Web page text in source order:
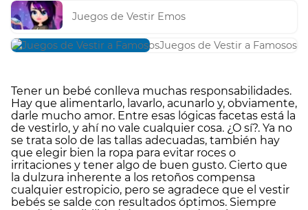
Juegos de Vestir Emos
Juegos de Vestir a Famosos
Tener un bebé conlleva muchas responsabilidades.
Hay que alimentarlo, lavarlo, acunarlo y, obviamente,
darle mucho amor. Entre esas lógicas facetas está la
de vestirlo, y ahí no vale cualquier cosa. ¿O sí?. Ya no
se trata solo de las tallas adecuadas, también hay
que elegir bien la ropa para evitar roces o
irritaciones y tener algo de buen gusto. Cierto que
la dulzura inherente a los retoños compensa
cualquier estropicio, pero se agradece que el vestir
bebés se salde con resultados óptimos. Siempre